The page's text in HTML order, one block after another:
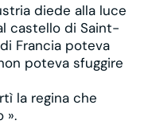
diede alla luce
castello di Saint-
Francia poteva
poteva sfuggire
la regina che
».